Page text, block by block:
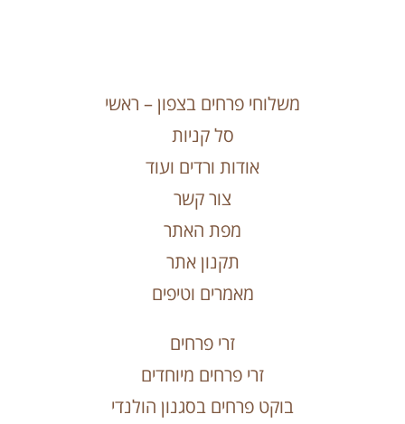
משלוחי פרחים בצפון – ראשי
סל קניות
אודות ורדים ועוד
צור קשר
מפת האתר
תקנון אתר
מאמרים וטיפים
זרי פרחים
זרי פרחים מיוחדים
בוקט פרחים בסגנון הולנדי